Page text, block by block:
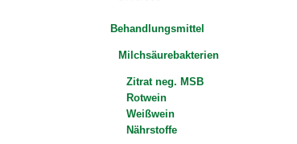
Behandlungsmittel
Milchsäurebakterien
Zitrat neg. MSB
Rotwein
Weißwein
Nährstoffe